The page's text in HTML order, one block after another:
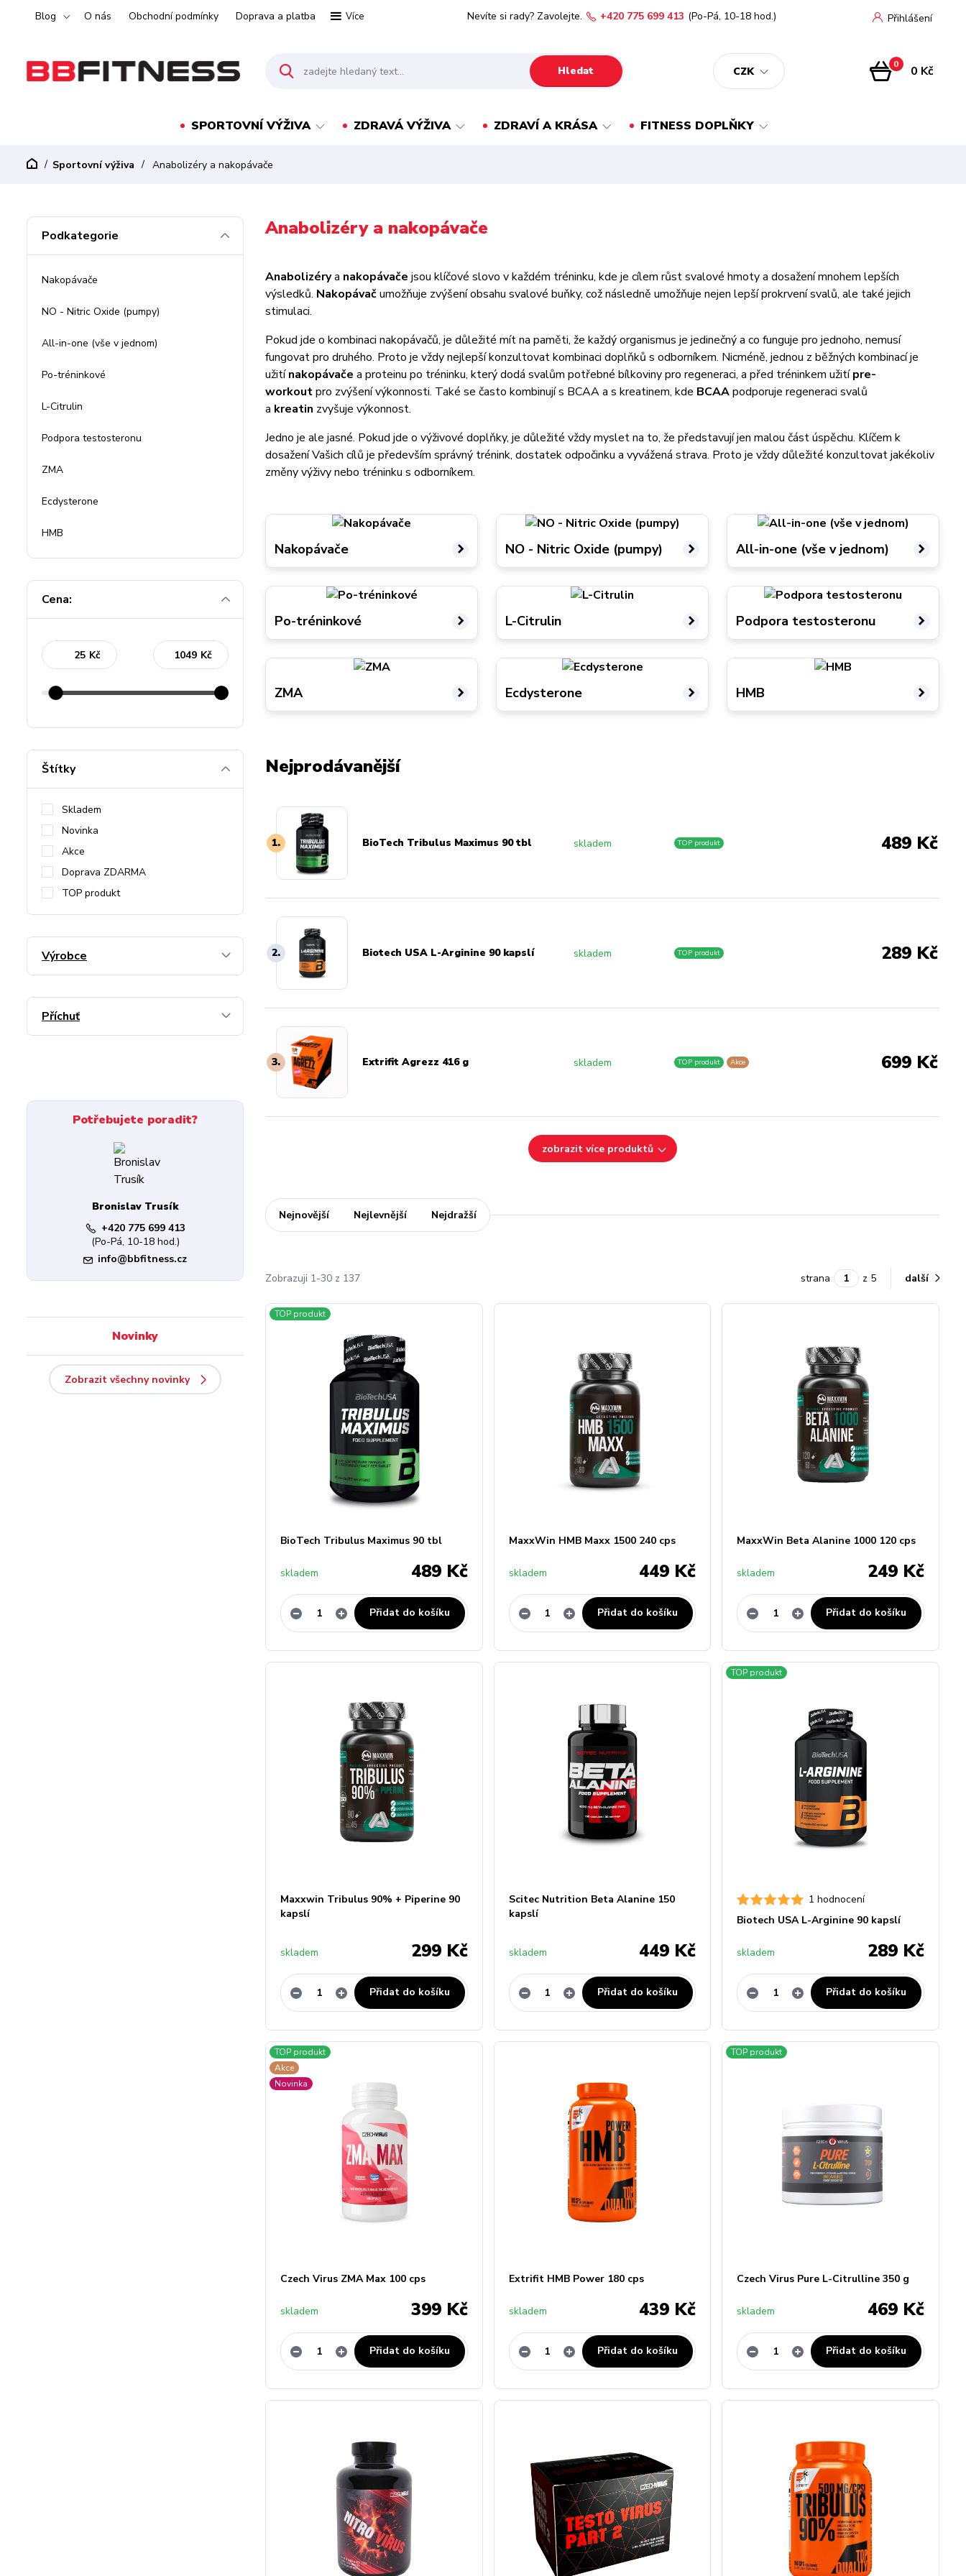
Blog O nás Obchodní podmínky Doprava a platba Více
CZK
Přihlášení
Hledat
Nevíte si rady? Zavolejte. +420 775 699 413 (Po-Pá, 10-18 hod.)
0 0 Kč
SPORTOVNÍ VÝŽIVA ZDRAVÁ VÝŽIVA ZDRAVÍ A KRÁSA FITNESS DOPLŇKY
Sportovní výživa Anabolizéry a nakopávače
Anabolizéry a nakopávače
Anabolizérya nakopávačejsou klíčové slovo v každém tréninku, kde je cílem růst svalové hmoty a dosažení mnohem lepších
výsledků. Nakopávačumožňuje zvýšení obsahu svalové buňky, což následně umožňuje nejen lepší prokrvení svalů, ale také jejich
stimulaci.
Pokud jde o kombinaci nakopávačů, je důležité mít na paměti, že každý organismus je jedinečný a co funguje pro jednoho, nemusí
fungovat pro druhého. Proto je vždy nejlepší konzultovat kombinaci doplňků s odborníkem. Nicméně, jednou z běžných kombinací je
užitínakopávačea proteinu po tréninku, který dodá svalům potřebné bílkoviny pro regeneraci, a před tréninkem užitípre-
workoutpro zvýšení výkonnosti. Také se často kombinují s BCAA a s kreatinem, kde BCAApodporuje regeneraci svalů
a kreatin zvyšuje výkonnost.
Jedno je ale jasné. Pokud jde o výživové doplňky, je důležité vždy myslet na to, že představují jen malou část úspěchu. Klíčem k
dosažení Vašich cílů je především správný trénink, dostatek odpočinku a vyvážená strava. Proto je vždy důležité konzultovat jakékoliv
změny výživy nebo tréninku s odborníkem.
Nakopávače NO - Nitric Oxide (pumpy) All-in-one (vše v jednom)
Po-tréninkové L-Citrulin Podpora testosteronu
ZMA Ecdysterone HMB
Nejprodávanější
1. BioTech Tribulus Maximus 90 tbl skladem TOP produkt 489 Kč
2. Biotech USA L-Arginine 90 kapslí skladem TOP produkt 289 Kč
3. Extrifit Agrezz 416 g skladem TOP produkt Akce 699 Kč
zobrazit více produktů
Nejnovější Nejlevnější Nejdražší
Zobrazuji 1-30 z 137 strana z 5 další
TOP produkt
BioTech Tribulus Maximus 90 tbl
489 Kč
skladem
Přidat do košíku
MaxxWin HMB Maxx 1500 240 cps
449 Kč
skladem
Přidat do košíku
MaxxWin Beta Alanine 1000 120 cps
249 Kč
skladem
Přidat do košíku
Maxxwin Tribulus 90% + Piperine 90
kapslí
299 Kč
skladem
Přidat do košíku
Scitec Nutrition Beta Alanine 150
kapslí
449 Kč
skladem
Přidat do košíku
TOP produkt
1 hodnocení
Biotech USA L-Arginine 90 kapslí
289 Kč
skladem
Přidat do košíku
TOP produkt
Akce
Novinka
Czech Virus ZMA Max 100 cps
399 Kč
skladem
Přidat do košíku
Extrifit HMB Power 180 cps
439 Kč
skladem
Přidat do košíku
TOP produkt
Czech Virus Pure L-Citrulline 350 g
469 Kč
skladem
Přidat do košíku
Podkategorie
Nakopávače
NO - Nitric Oxide (pumpy)
All-in-one (vše v jednom)
Po-tréninkové
L-Citrulin
Podpora testosteronu
ZMA
Ecdysterone
HMB
Cena:
Kč Kč
Štítky
Skladem
Novinka
Akce
Doprava ZDARMA
TOP produkt
Výrobce
Příchuť
Potřebujete poradit?
Bronislav Trusík
+420 775 699 413
(Po-Pá, 10-18 hod.)
info@bbfitness.cz
Novinky
Zobrazit všechny novinky